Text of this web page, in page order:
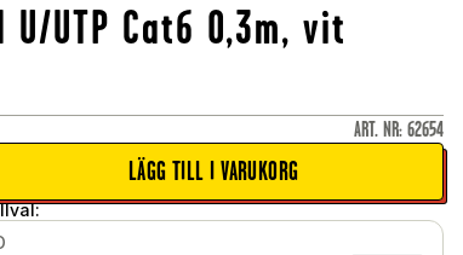
UTP Cat6 0,3m, vit
ART. NR: 62654
LÄGG TILL I VARUKORG